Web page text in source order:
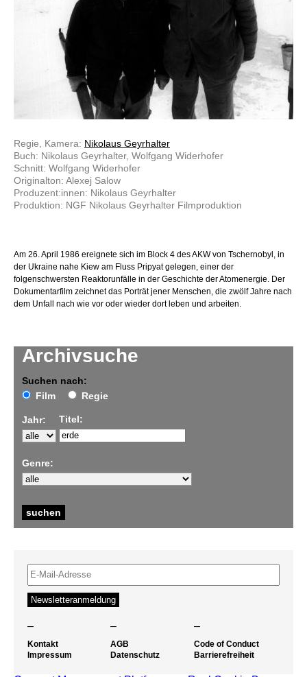
Archivsuche
Suchen nach:
Film
Regie
Jahr: Titel:
Genre:
Regie, Kamera: Nikolaus Geyrhalter
Buch: Nikolaus Geyrhalter, Wolfgang Widerhofer
Schnitt: Wolfgang Widerhofer
Originalton: Alexej Salow
Produzent:innen: Nikolaus Geyrhalter
Produktion: NGF Nikolaus Geyrhalter Filmproduktion
Am 26. April 1986 ereignete sich im Block 4 des AKW von Tschernobyl, in
der Ukraine nahe Kiew am Fluss Pripyat gelegen, einer der
folgenschwersten Reaktorunfälle in der Geschichte der Atomenergie. Der
Dokumentarfilm zeichnet das Porträt jener Menschen, die zwölf Jahre nach
dem Unfall nach wie vor oder wieder dort leben und arbeiten.
– – –
Kontakt
Impressum
AGB
Datenschutz
Code of Conduct
Barrierefreiheit